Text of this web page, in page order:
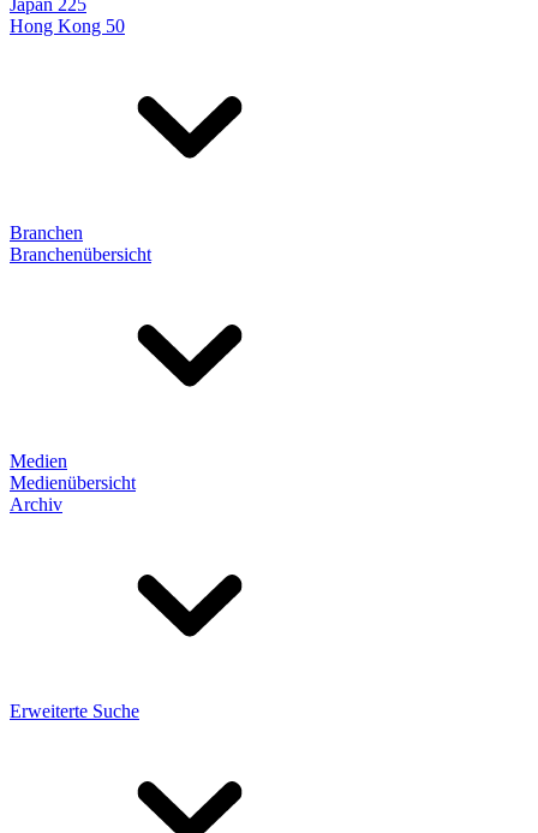
Japan 225
Hong Kong 50
Branchen
Branchenübersicht
Medien
Medienübersicht
Archiv
Erweiterte Suche